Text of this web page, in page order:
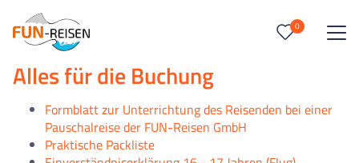
0
0Reise/n auf deiner Merkliste
Keine Reisen auf der Merkliste
Alles für die Buchung
Formblatt zur Unterrichtung des Reisenden bei einer
Pauschalreise der FUN-Reisen GmbH
Praktische Packliste